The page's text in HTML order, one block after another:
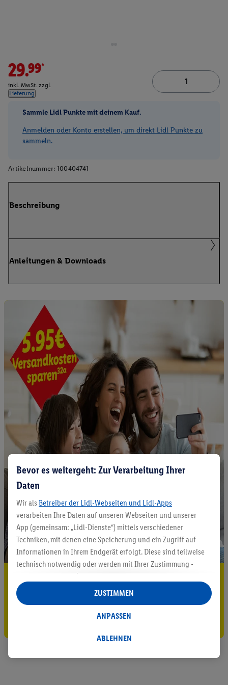
29.99*
inkl. MwSt. zzgl.
Lieferung
Sammle Lidl Punkte mit deinem Kauf.
Anmelden oder Konto erstellen, um direkt Lidl Punkte zu
sammeln.
Artikelnummer: 100404741
Beschreibung
Anleitungen & Downloads
5.95 € Versand sparen³²ᵃ
Jetzt zum Newsletter anmelden
Gutschein sichern!
Bevor es weitergeht: Zur Verarbeitung Ihrer
Daten
Wir als Betreiber der Lidl-Webseiten und Lidl-Apps
verarbeiten Ihre Daten auf unseren Webseiten und unserer
App (gemeinsam: „Lidl-Dienste“) mittels verschiedener
Techniken, mit denen eine Speicherung und ein Zugriff auf
Informationen in Ihrem Endgerät erfolgt. Diese sind teilweise
technisch notwendig oder werden mit Ihrer Zustimmung -
auch durch Partner (u.a.
Verantwortliche; im Zusammenhang mit dem IAB TCF
insgesamt
Statistik-Erstellung oder für personalisierte Werbung
Datenverarbeitungen für personalisierte Werbung werden
ABLEHNEN
ANPASSEN
ZUSTIMMEN